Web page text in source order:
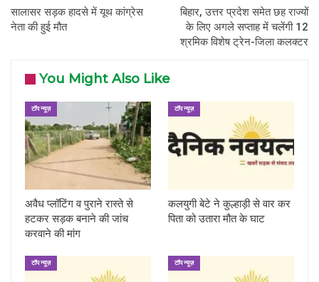
सालासर सड़क हादसे में यूथ कांग्रेस
नेता की हुई मौत
बिहार, उत्तर प्रदेश समेत छह राज्यों
के लिए अगले सप्ताह में चलेंगी 12
श्रमिक विशेष ट्रेन-जिला कलक्टर
You Might Also Like
टॉप न्यूज़
अवैध प्लॉटिंग व पुराने रास्ते से
हटकर सड़क बनाने की जांच
करवाने की मांग
टॉप न्यूज़
कलयुगी बेटे ने कुल्हाड़ी से वार कर
पिता को उतारा मौत के घाट
टॉप न्यूज़ टॉप न्यूज़